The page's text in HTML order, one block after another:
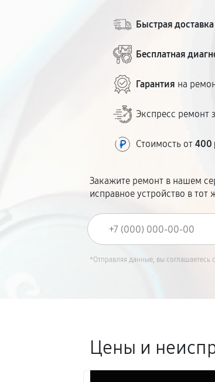
Быстрая доставка
Бесплатная
Гарантия на
Экспресс ремонт
Стоимость от400
Закажите ремонт в нашем
исправное устройство в тот
*Отправляя данные, вы соглашаетесь с
Цены и